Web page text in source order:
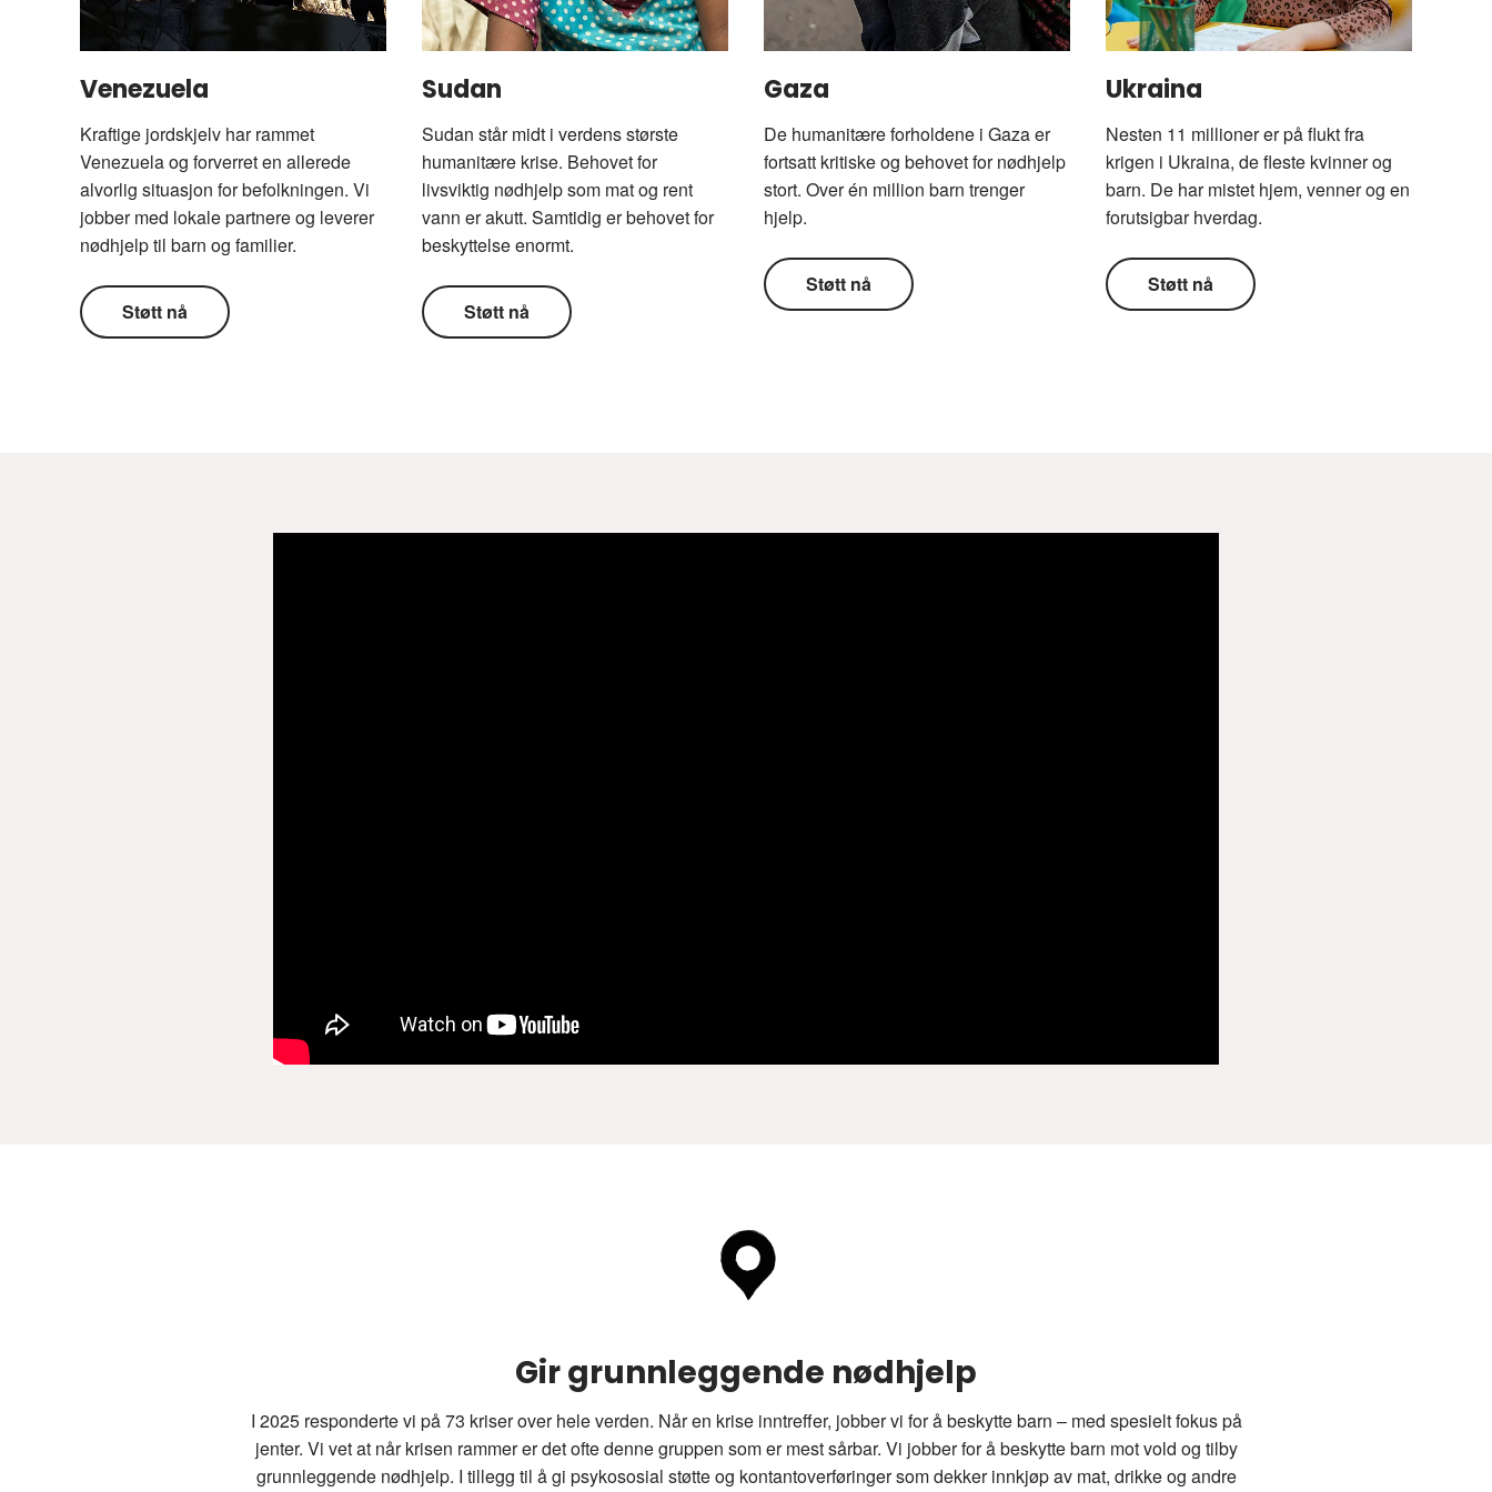
Venezuela
Kraftige jordskjelv har rammet
Venezuela og forverret en allerede
alvorlig situasjon for befolkningen. Vi
jobber med lokale partnere og leverer
nødhjelp til barn og familier.
Støtt nå
Sudan
Sudan står midt i verdens største
humanitære krise. Behovet for
livsviktig nødhjelp som mat og rent
vann er akutt. Samtidig er behovet for
beskyttelse enormt.
Støtt nå
Gaza
De humanitære forholdene i Gaza er
fortsatt kritiske og behovet for nødhjelp
stort. Over én million barn trenger
hjelp.
Støtt nå
Ukraina
Nesten 11 millioner er på flukt fra
krigen i Ukraina, de fleste kvinner og
barn. De har mistet hjem, venner og en
forutsigbar hverdag.
Støtt nå
Gir grunnleggende nødhjelp
I 2025 responderte vi på 73 kriser over hele verden. Når en krise inntreffer, jobber vi for å beskytte barn – med spesielt fokus på
jenter. Vi vet at når krisen rammer er det ofte denne gruppen som er mest sårbar. Vi jobber for å beskytte barn mot vold og tilby
grunnleggende nødhjelp. I tillegg til å gi psykososial støtte og kontantoverføringer som dekker innkjøp av mat, drikke og andre